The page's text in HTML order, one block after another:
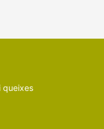
queixes